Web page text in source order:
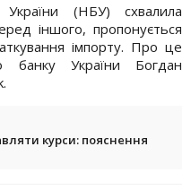
(НБУ) схвалила
іншого, пропонується
імпорту. Про це
банку України Богдан
курси: пояснення